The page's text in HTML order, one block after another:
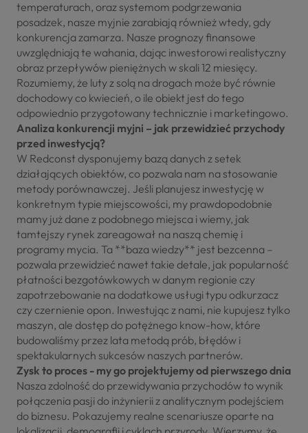
temperaturach, oraz systemom podgrzewania
posadzek, nasze myjnie zarabiają również wtedy, gdy
konkurencja zamarza. Nasze prognozy finansowe
uwzględniają te wahania, dając inwestorowi realistyczny
obraz przepływów pieniężnych w skali 12 miesięcy.
Rozumiemy, że luty z solą na drogach może być równie
dochodowy co kwiecień, o ile obiekt jest do tego
odpowiednio przygotowany technicznie i marketingowo.
Analiza konkurencji myjni – jak przewidzieć przychody
przed inwestycją?
W Redconst dysponujemy bazą danych z setek
działających obiektów, co pozwala nam na stosowanie
metody porównawczej. Jeśli planujesz inwestycję w
konkretnym typie miejscowości, my prawdopodobnie
mamy już dane z podobnego miejsca i wiemy, jak
tamtejszy rynek zareagował na naszą chemię i
programy mycia. Ta **baza wiedzy** jest bezcenna –
pozwala przewidzieć nawet takie detale, jak popularność
płatności bezgotówkowych w danym regionie czy
zapotrzebowanie na dodatkowe usługi typu odkurzacz
czy czernienie opon. Inwestując z nami, nie kupujesz tylko
maszyn, ale dostęp do potężnego know-how, które
budowaliśmy przez lata metodą prób, błędów i
spektakularnych sukcesów naszych partnerów.
Zysk to proces - my go projektujemy od pierwszego dnia
Nasza zdolność do przewidywania przychodów to wynik
połączenia pasji do inżynierii z analitycznym podejściem
do biznesu. Pokazujemy realne scenariusze oparte na